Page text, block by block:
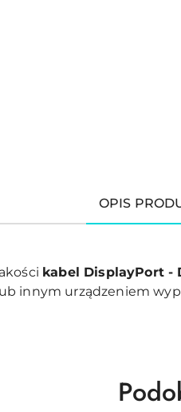
OPIS
kabel DisplayPort -
innym urządzeniem